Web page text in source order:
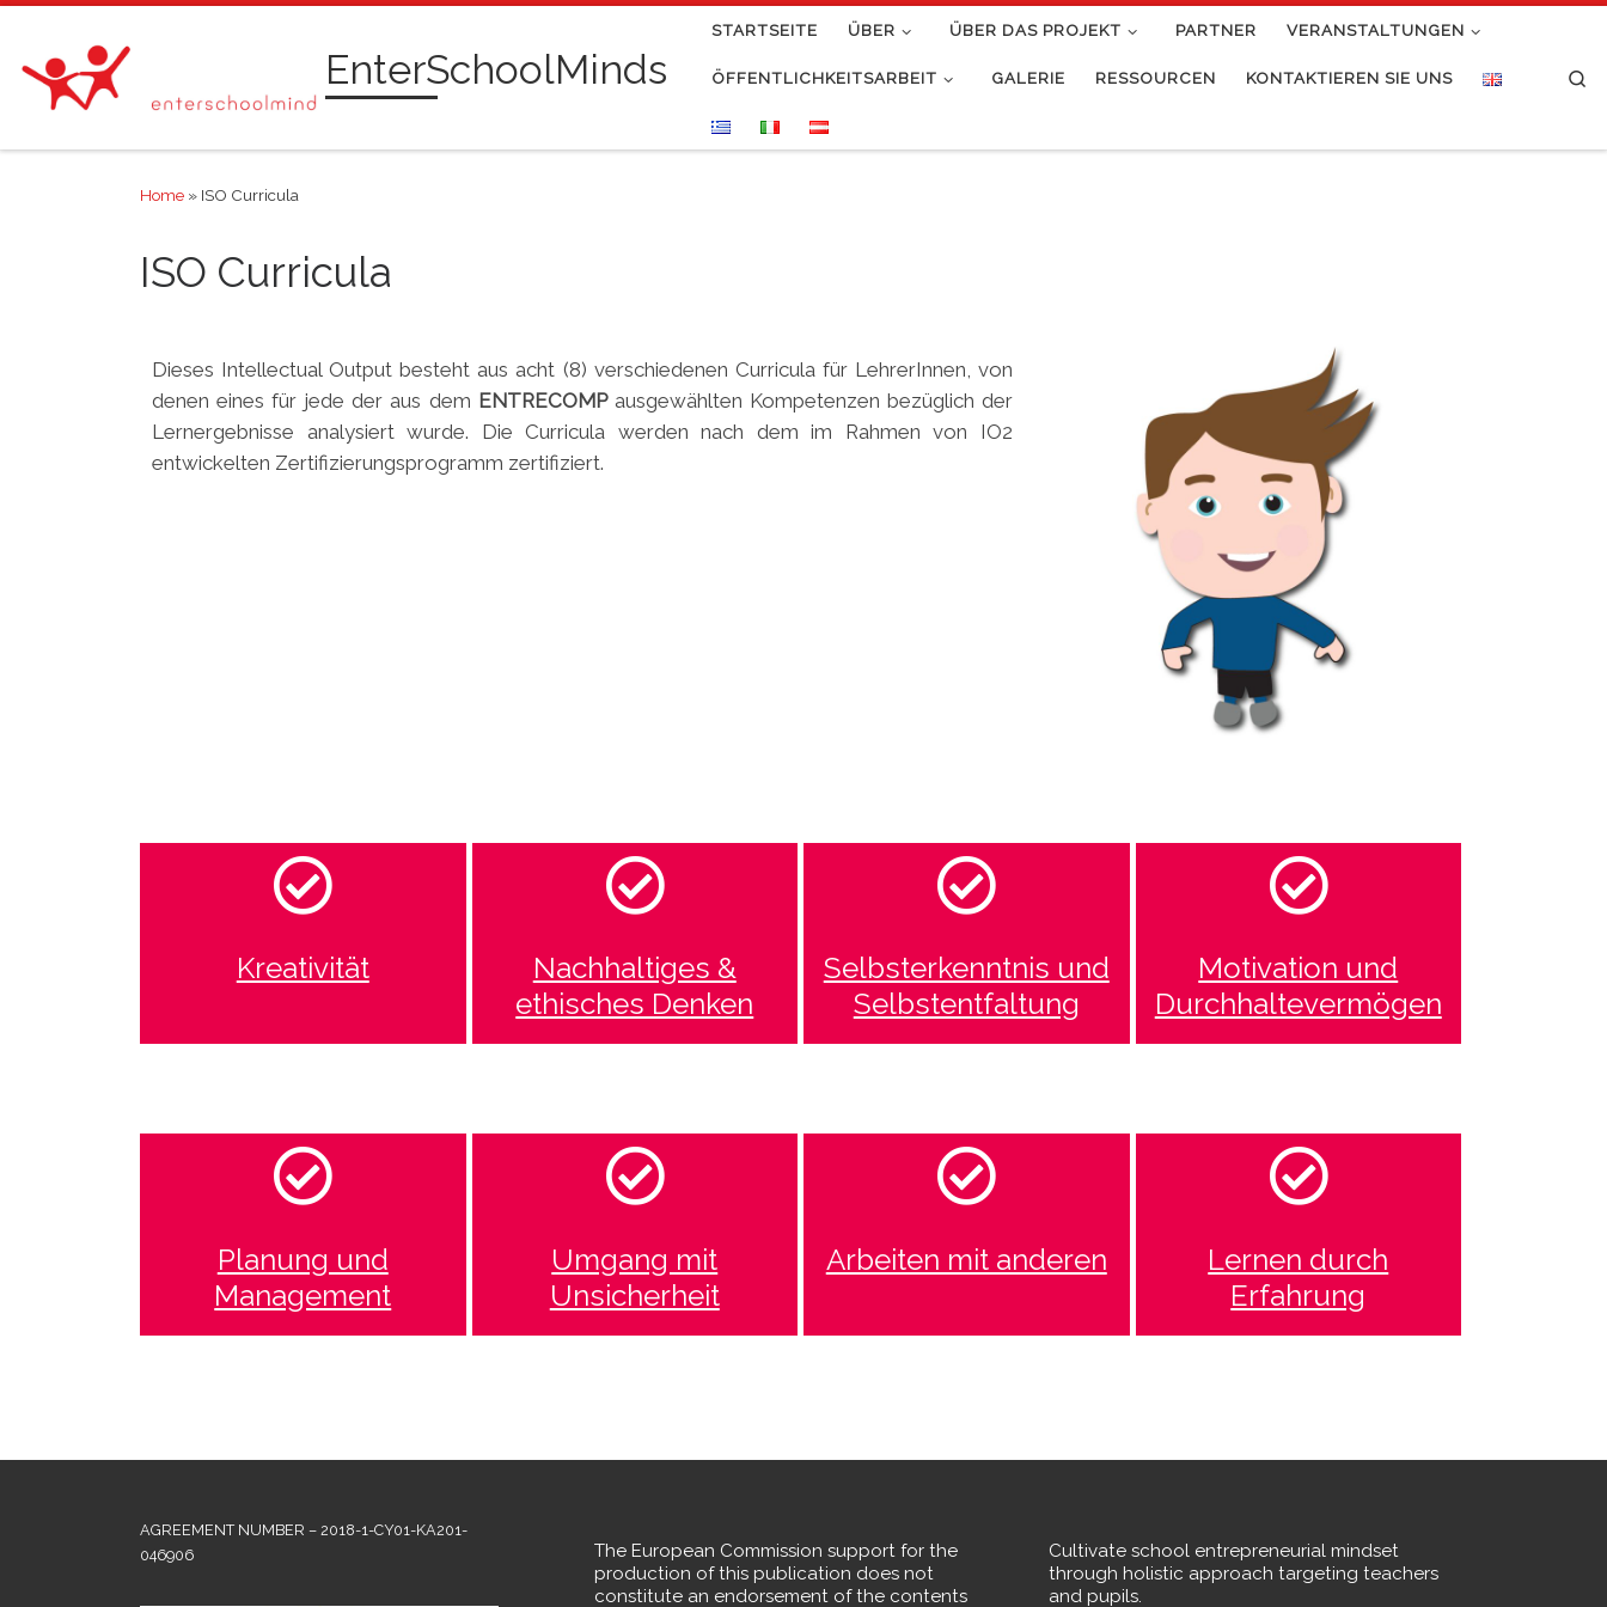
EnterSchoolMinds
STARTSEITE ÜBER ÜBER DAS PROJEKT PARTNER VERANSTALTUNGEN
ÖFFENTLICHKEITSARBEIT GALERIE RESSOURCEN KONTAKTIEREN SIE UNS
Home » ISO Curricula
ISO Curricula
Dieses Intellectual Output besteht aus acht (8) verschiedenen Curricula für LehrerInnen, von
denen eines für jede der aus dem ENTRECOMP ausgewählten Kompetenzen bezüglich der
Lernergebnisse analysiert wurde. Die Curricula werden nach dem im Rahmen von IO2
entwickelten Zertifizierungsprogramm zertifiziert.
Kreativität
Nachhaltiges &
ethisches Denken
Selbsterkenntnis und
Selbstentfaltung
Motivation und
Durchhaltevermögen
Planung und
Management
Umgang mit
Unsicherheit
Arbeiten mit anderen
Lernen durch
Erfahrung
AGREEMENT NUMBER – 2018-1-CY01-KA201-
046906
The European Commission support for the
production of this publication does not
constitute an endorsement of the contents
Cultivate school entrepreneurial mindset
through holistic approach targeting teachers
and pupils.